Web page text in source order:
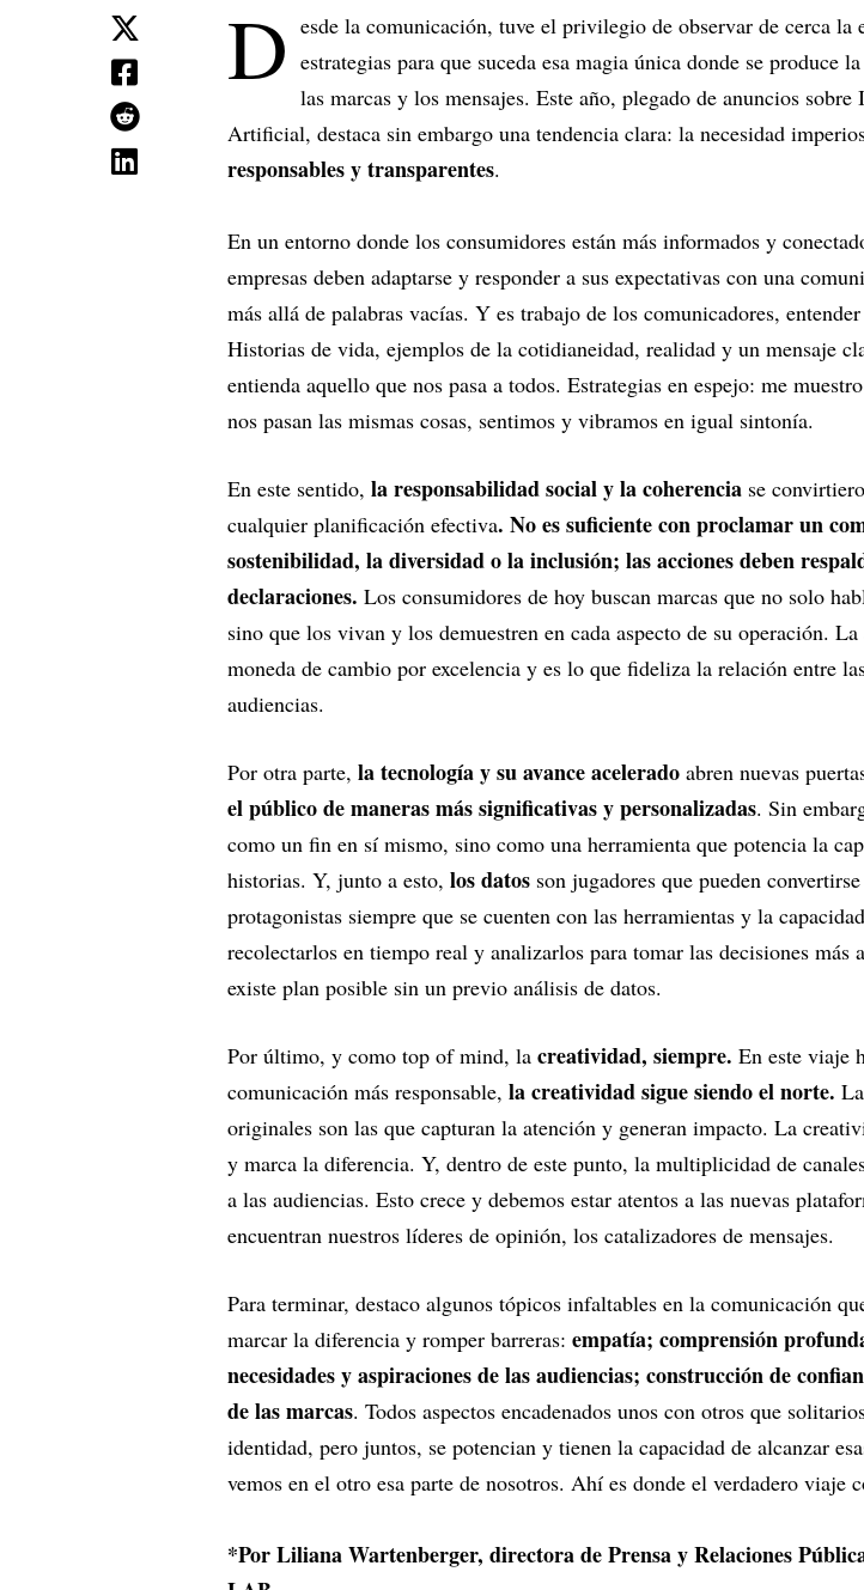
D esde la comunicación, tuve el privilegio de observar de cerca la
estrategias para que suceda esa magia única donde se produce
las marcas y los mensajes. Este año, plegado de anuncios sobre
Artificial, destaca sin embargo una tendencia clara: la necesidad
responsables y transparentes.
En un entorno donde los consumidores están más informados y
empresas deben adaptarse y responder a sus expectativas con una
más allá de palabras vacías. Y es trabajo de los comunicadores,
Historias de vida, ejemplos de la cotidianeidad, realidad y un mensaje
entienda aquello que nos pasa a todos. Estrategias en espejo: me
nos pasan las mismas cosas, sentimos y vibramos en igual sintonía.
En este sentido, la responsabilidad social y la coherencia se
cualquier planificación efectiva. No es suficiente con proclamar un
sostenibilidad, la diversidad o la inclusión; las acciones deben
declaraciones. Los consumidores de hoy buscan marcas que no solo
sino que los vivan y los demuestren en cada aspecto de su operación.
moneda de cambio por excelencia y es lo que fideliza la relación entre
audiencias.
Por otra parte, la tecnología y su avance acelerado abren nuevas
el público de maneras más significativas y personalizadas. Sin
como un fin en sí mismo, sino como una herramienta que potencia la
historias. Y, junto a esto, los datos son jugadores que pueden
protagonistas siempre que se cuenten con las herramientas y la
recolectarlos en tiempo real y analizarlos para tomar las decisiones más
existe plan posible sin un previo análisis de datos.
Por último, y como top of mind, la creatividad, siempre. En este viaje
comunicación más responsable, la creatividad sigue siendo el norte.
originales son las que capturan la atención y generan impacto. La
y marca la diferencia. Y, dentro de este punto, la multiplicidad de
a las audiencias. Esto crece y debemos estar atentos a las nuevas
encuentran nuestros líderes de opinión, los catalizadores de mensajes.
Para terminar, destaco algunos tópicos infaltables en la comunicación
marcar la diferencia y romper barreras: empatía; comprensión
necesidades y aspiraciones de las audiencias; construcción de
de las marcas. Todos aspectos encadenados unos con otros que
identidad, pero juntos, se potencian y tienen la capacidad de alcanzar
vemos en el otro esa parte de nosotros. Ahí es donde el verdadero viaje
*Por Liliana Wartenberger, directora de Prensa y Relaciones